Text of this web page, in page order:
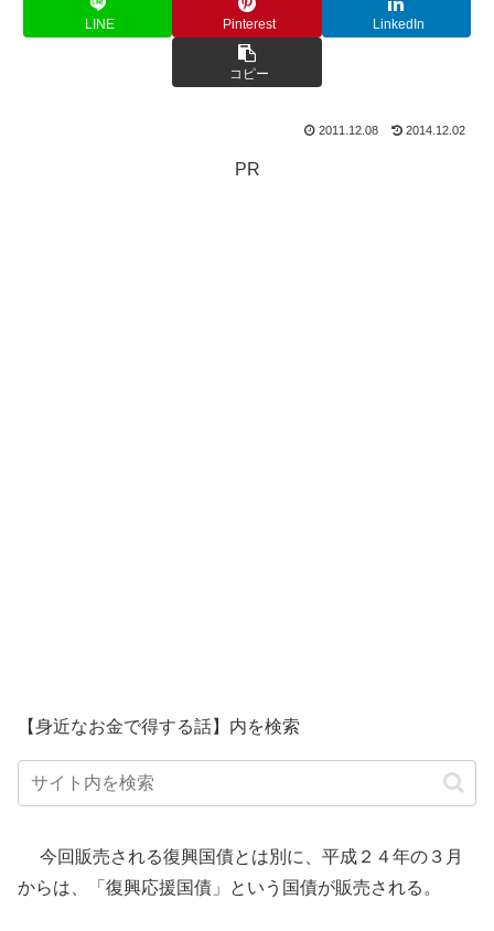
LINE Pinterest LinkedIn
コピー
2011.12.08 2014.12.02
PR
【身近なお金で得する話】内を検索
今回販売される復興国債とは別に、平成２４年の３月
からは、「復興応援国債」という国債が販売される。